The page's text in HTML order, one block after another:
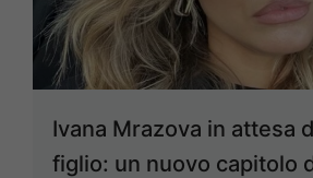
Ivana Mrazova in attesa
figlio: un nuovo capitolo